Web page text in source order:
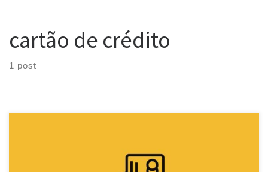
cartão de crédito
1 post
Você sabe o que é a anuidade do cartão de crédito? Você paga